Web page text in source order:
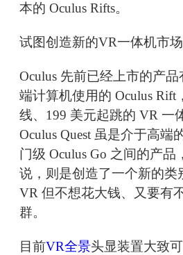
本的 Oculus Rifts。
试图创造新的VR一体机市场
Oculus 先前已经上市的产
端计算机使用的 Oculus Rift
线、199 美元起跳的 VR 一
Oculus Quest 虽是介于高端
门级 Oculus Go 之间的产
说，则是创造了一个新的
VR 但不想花大钱、又要有
群。
目前VR全景头显装置大致